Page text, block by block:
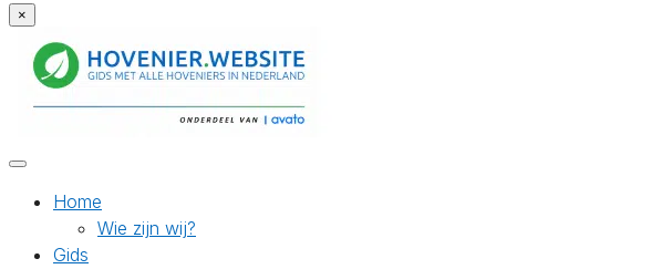
×
Home
Wie zijn wij?
Gids